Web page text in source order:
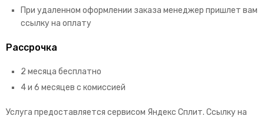
При удаленном оформлении заказа менеджер пришлет вам
ссылку на оплату
Рассрочка
2 месяца бесплатно
4 и 6 месяцев с комиссией
Услуга предоставляется сервисом Яндекс Сплит. Ссылку на